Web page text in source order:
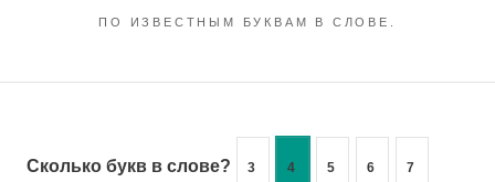
ПО ИЗВЕСТНЫМ БУКВАМ В СЛОВЕ.
Сколько букв в слове? 3 4 5 6 7